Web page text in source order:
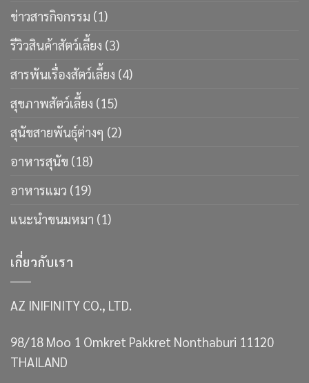
ข่าวสารกิจกรรม (1)
รีวิวสินค้าสัตว์เลี้ยง (3)
สารพันเรื่องสัตว์เลี้ยง (4)
สุขภาพสัตว์เลี้ยง (15)
สุนัขสายพันธ์ุต่างๆ (2)
อาหารสุนัข (18)
อาหารแมว (19)
แนะนำขนมหมา (1)
เกี่ยวกับเรา
AZ INIFINITY CO., LTD.
98/18 Moo 1 Omkret Pakkret Nonthaburi 11120
THAILAND